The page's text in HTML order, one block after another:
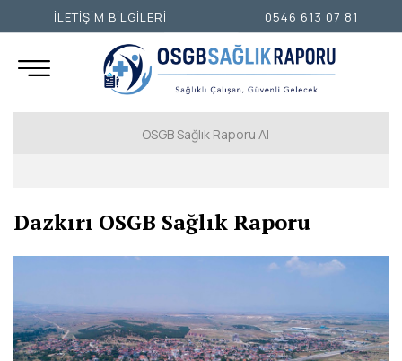
OSGB Sağlık Raporu Al
İSTANBUL ANADOLU YAKASI
ANKARA
ADANA
Dazkırı OSGB Sağlık Raporu
İLETİŞİM BİLGİLERİ 0546 613 07 81